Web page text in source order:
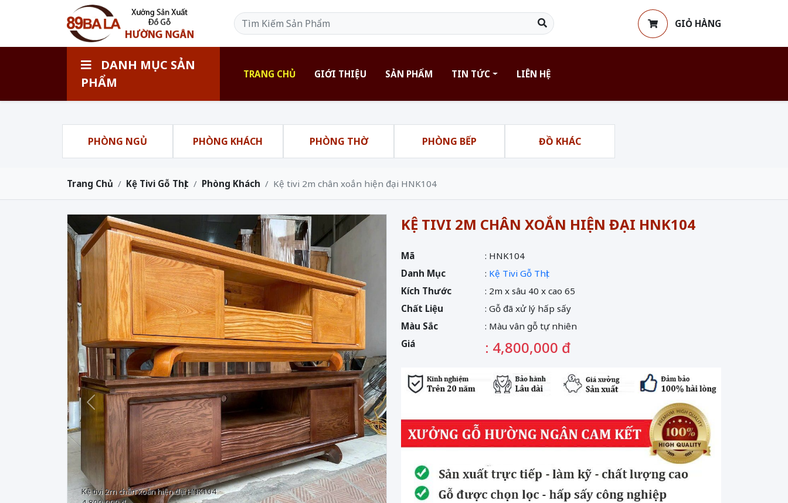
GIỎ HÀNG
DANH MỤC SẢN
PHẨM
TRANG CHỦ GIỚI THIỆU SẢN PHẨM TIN TỨC LIÊN HỆ
PHÒNG NGỦ PHÒNG KHÁCH PHÒNG THỜ PHÒNG BẾP ĐỒ KHÁC
Trang Chủ Kệ Tivi Gỗ Thịt Phòng Khách Kệ tivi 2m chân xoắn hiện đại HNK104
Kệ tivi 2m chân xoắn hiện đại HNK104
Trước Sau
KỆ TIVI 2M CHÂN XOẮN HIỆN ĐẠI HNK104
Mã
: HNK104
Danh Mục
: Kệ Tivi Gỗ Thịt
Kích Thước
: 2m x sâu 40 x cao 65
Chất Liệu
: Gỗ đã xử lý hấp sấy
Màu Sắc
: Màu vân gỗ tự nhiên
Giá
: 4,800,000 đ